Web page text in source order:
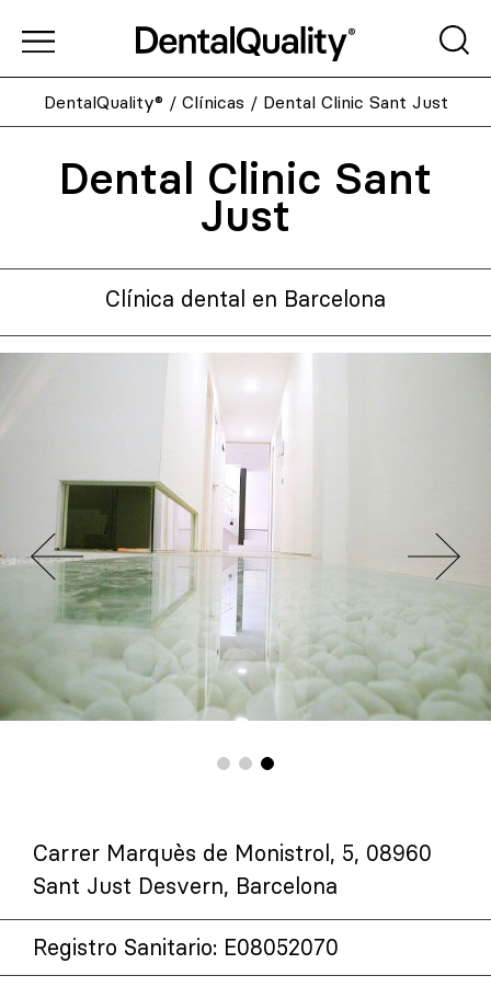
DentalQuality® / Clínicas / Dental Clinic Sant Just
Dental Clinic Sant
Just
Clínica dental en Barcelona
Carrer Marquès de Monistrol, 5, 08960
Sant Just Desvern, Barcelona
Registro Sanitario: E08052070